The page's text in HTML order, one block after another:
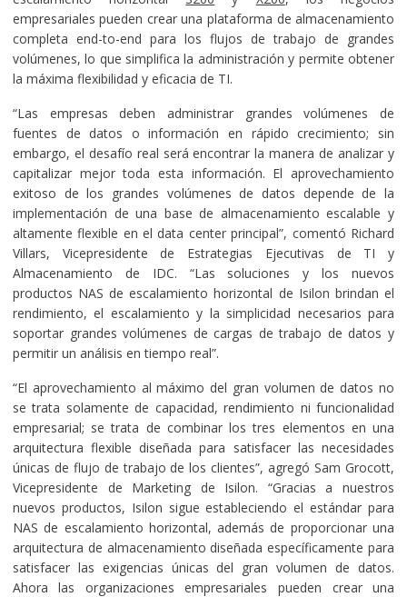
empresariales pueden crear una plataforma de almacenamiento
completa end-to-end para los flujos de trabajo de grandes
volúmenes, lo que simplifica la administración y permite obtener
la máxima flexibilidad y eficacia de TI.
“Las empresas deben administrar grandes volúmenes de
fuentes de datos o información en rápido crecimiento; sin
embargo, el desafío real será encontrar la manera de analizar y
capitalizar mejor toda esta información. El aprovechamiento
exitoso de los grandes volúmenes de datos depende de la
implementación de una base de almacenamiento escalable y
altamente flexible en el data center principal”, comentó Richard
Villars, Vicepresidente de Estrategias Ejecutivas de TI y
Almacenamiento de IDC. “Las soluciones y los nuevos
productos NAS de escalamiento horizontal de Isilon brindan el
rendimiento, el escalamiento y la simplicidad necesarios para
soportar grandes volúmenes de cargas de trabajo de datos y
permitir un análisis en tiempo real”.
“El aprovechamiento al máximo del gran volumen de datos no
se trata solamente de capacidad, rendimiento ni funcionalidad
empresarial; se trata de combinar los tres elementos en una
arquitectura flexible diseñada para satisfacer las necesidades
únicas de flujo de trabajo de los clientes”, agregó Sam Grocott,
Vicepresidente de Marketing de Isilon. “Gracias a nuestros
nuevos productos, Isilon sigue estableciendo el estándar para
NAS de escalamiento horizontal, además de proporcionar una
arquitectura de almacenamiento diseñada específicamente para
satisfacer las exigencias únicas del gran volumen de datos.
Ahora las organizaciones empresariales pueden crear una